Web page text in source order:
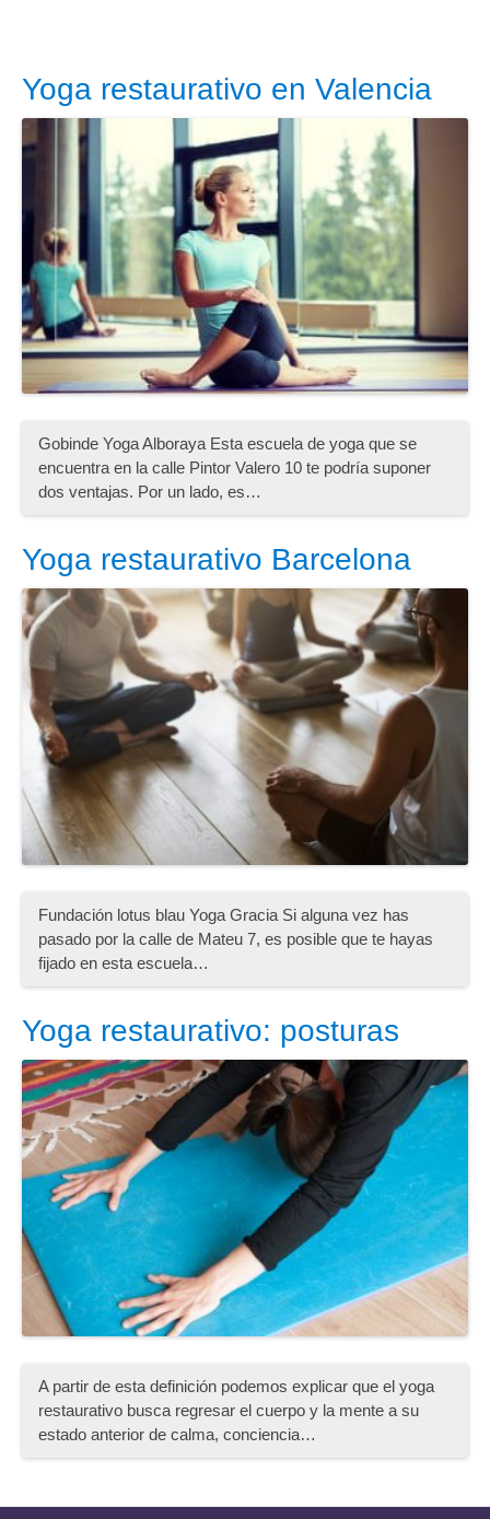
Yoga restaurativo en Valencia
Gobinde Yoga Alboraya Esta escuela de yoga que se
encuentra en la calle Pintor Valero 10 te podría suponer
dos ventajas. Por un lado, es…
Yoga restaurativo Barcelona
Fundación lotus blau Yoga Gracia Si alguna vez has
pasado por la calle de Mateu 7, es posible que te hayas
fijado en esta escuela…
Yoga restaurativo: posturas
A partir de esta definición podemos explicar que el yoga
restaurativo busca regresar el cuerpo y la mente a su
estado anterior de calma, conciencia…